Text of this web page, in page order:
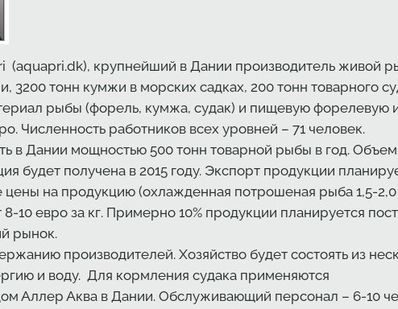
(aquapri.dk), крупнейший в Дании производитель живой
3200 тонн кумжи в морских садках, 200 тонн товарного
рыбы (форель, кумжа, судак) и пищевую форелевую
Численность работников всех уровней – 71 человек.
в Дании мощностью 500 тонн товарной рыбы в год. Объем
будет получена в 2015 году. Экспорт продукции
на продукцию (охлажденная потрошеная рыба 1,5-2,0
евро за кг. Примерно 10% продукции планируется
рынок.
производителей. Хозяйство будет состоять из
и воду. Для кормления судака применяются
Аллер Аква в Дании. Обслуживающий персонал – 6-10